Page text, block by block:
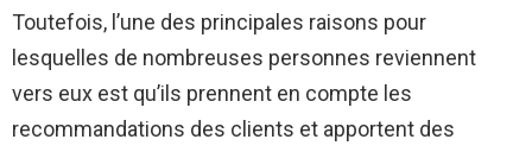
Toutefois, l’une des principales raisons pour
lesquelles de nombreuses personnes reviennent
vers eux est qu’ils prennent en compte les
recommandations des clients et apportent des